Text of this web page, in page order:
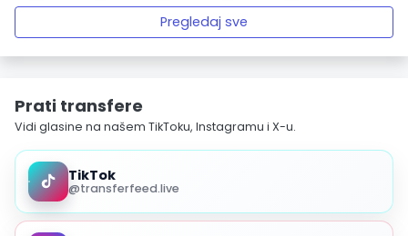
Pregledaj sve
Prati transfere
Vidi glasine na našem TikToku, Instagramu i X-u.
TikTok
@transferfeed.live